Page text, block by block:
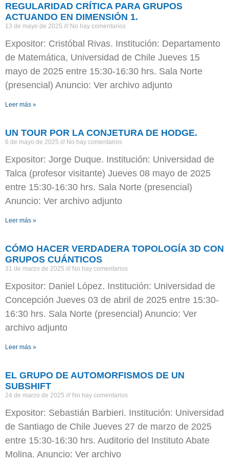
REGULARIDAD CRÍTICA PARA GRUPOS
ACTUANDO EN DIMENSIÓN 1.
13 de mayo de 2025 No hay comentarios
Expositor: Cristóbal Rivas. Institución: Departamento
de Matemática, Universidad de Chile Jueves 15
mayo de 2025 entre 15:30-16:30 hrs. Sala Norte
(presencial) Anuncio: Ver archivo adjunto
Leer más »
UN TOUR POR LA CONJETURA DE HODGE.
6 de mayo de 2025 No hay comentarios
Expositor: Jorge Duque. Institución: Universidad de
Talca (profesor visitante) Jueves 08 mayo de 2025
entre 15:30-16:30 hrs. Sala Norte (presencial)
Anuncio: Ver archivo adjunto
Leer más »
CÓMO HACER VERDADERA TOPOLOGÍA 3D CON
GRUPOS CUÁNTICOS
31 de marzo de 2025 No hay comentarios
Expositor: Daniel López. Institución: Universidad de
Concepción Jueves 03 de abril de 2025 entre 15:30-
16:30 hrs. Sala Norte (presencial) Anuncio: Ver
archivo adjunto
Leer más »
EL GRUPO DE AUTOMORFISMOS DE UN
SUBSHIFT
24 de marzo de 2025 No hay comentarios
Expositor: Sebastián Barbieri. Institución: Universidad
de Santiago de Chile Jueves 27 de marzo de 2025
entre 15:30-16:30 hrs. Auditorio del Instituto Abate
Molina. Anuncio: Ver archivo